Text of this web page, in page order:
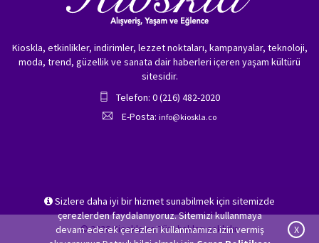
Sizlere daha iyi bir hizmet sunabilmek için sitemizde
çerezlerden faydalanıyoruz. Sitemizi kullanmaya
devam ederek çerezleri kullanmamıza izin vermiş
X
Kioskla, etkinlikler, indirimler, lezzet noktaları, kampanyalar, teknoloji,
moda, trend, güzellik ve sanata dair haberleri içeren yaşam kültürü
sitesidir.
Telefon: 0 (216) 482-2020
E-Posta: info@kioskla.co
© 2026 Kioskla.co Tüm hakları saklıdır.